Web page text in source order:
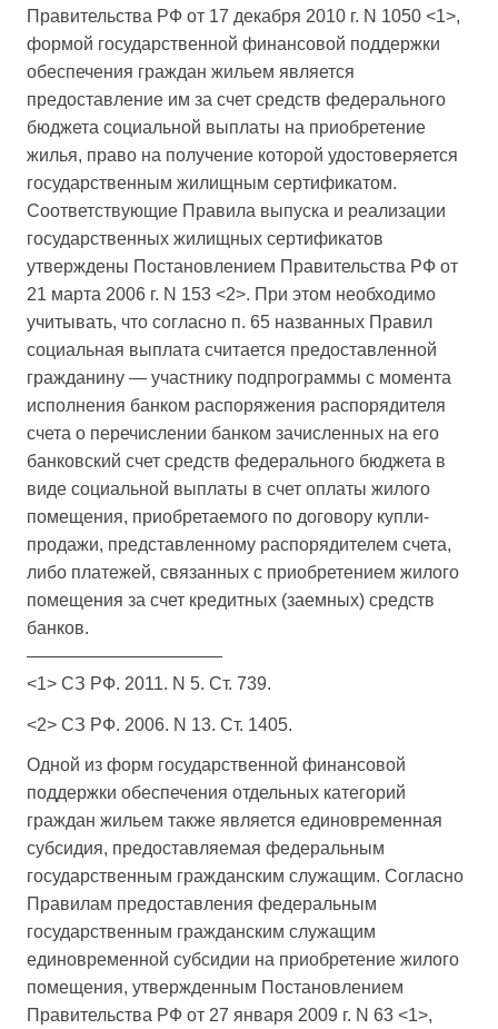
Правительства РФ от 17 декабря 2010 г. N 1050 <1>,
формой государственной финансовой поддержки
обеспечения граждан жильем является
предоставление им за счет средств федерального
бюджета социальной выплаты на приобретение
жилья, право на получение которой удостоверяется
государственным жилищным сертификатом.
Соответствующие Правила выпуска и реализации
государственных жилищных сертификатов
утверждены Постановлением Правительства РФ от
21 марта 2006 г. N 153 <2>. При этом необходимо
учитывать, что согласно п. 65 названных Правил
социальная выплата считается предоставленной
гражданину — участнику подпрограммы с момента
исполнения банком распоряжения распорядителя
счета о перечислении банком зачисленных на его
банковский счет средств федерального бюджета в
виде социальной выплаты в счет оплаты жилого
помещения, приобретаемого по договору купли-
продажи, представленному распорядителем счета,
либо платежей, связанных с приобретением жилого
помещения за счет кредитных (заемных) средств
банков.
———————————
<1> СЗ РФ. 2011. N 5. Ст. 739.
<2> СЗ РФ. 2006. N 13. Ст. 1405.
Одной из форм государственной финансовой
поддержки обеспечения отдельных категорий
граждан жильем также является единовременная
субсидия, предоставляемая федеральным
государственным гражданским служащим. Согласно
Правилам предоставления федеральным
государственным гражданским служащим
единовременной субсидии на приобретение жилого
помещения, утвержденным Постановлением
Правительства РФ от 27 января 2009 г. N 63 <1>,